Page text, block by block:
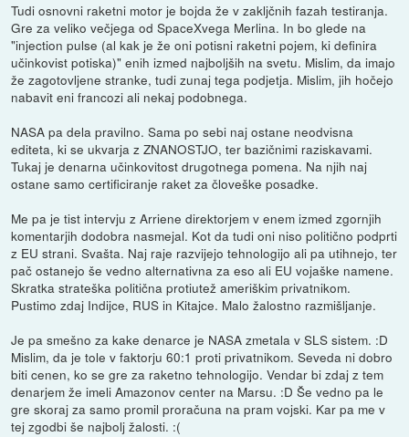
Tudi osnovni raketni motor je bojda že v zakljčnih fazah testiranja.
Gre za veliko večjega od SpaceXvega Merlina. In bo glede na
"injection pulse (al kak je že oni potisni raketni pojem, ki definira
učinkovist potiska)" enih izmed najboljših na svetu. Mislim, da imajo
že zagotovljene stranke, tudi zunaj tega podjetja. Mislim, jih hočejo
nabavit eni francozi ali nekaj podobnega.
NASA pa dela pravilno. Sama po sebi naj ostane neodvisna
editeta, ki se ukvarja z ZNANOSTJO, ter bazičnimi raziskavami.
Tukaj je denarna učinkovitost drugotnega pomena. Na njih naj
ostane samo certificiranje raket za človeške posadke.
Me pa je tist intervju z Arriene direktorjem v enem izmed zgornjih
komentarjih dodobra nasmejal. Kot da tudi oni niso politično podprti
z EU strani. Svašta. Naj raje razvijejo tehnologijo ali pa utihnejo, ter
pač ostanejo še vedno alternativna za eso ali EU vojaške namene.
Skratka strateška politična protiutež ameriškim privatnikom.
Pustimo zdaj Indijce, RUS in Kitajce. Malo žalostno razmišljanje.
Je pa smešno za kake denarce je NASA zmetala v SLS sistem. :D
Mislim, da je tole v faktorju 60:1 proti privatnikom. Seveda ni dobro
biti cenen, ko se gre za raketno tehnologijo. Vendar bi zdaj z tem
denarjem že imeli Amazonov center na Marsu. :D Še vedno pa le
gre skoraj za samo promil proračuna na pram vojski. Kar pa me v
tej zgodbi še najbolj žalosti. :(